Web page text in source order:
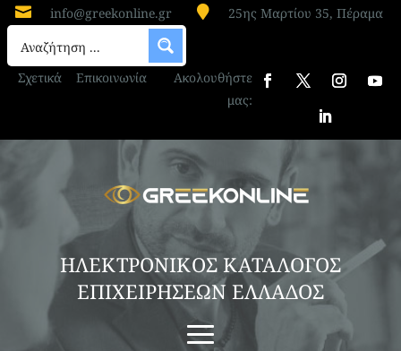
 info@greekonline.gr  25ης Μαρτίου 35, Πέραμα
Σχετικά Επικοινωνία
Ακολουθήστε
μας:
ΗΛΕΚΤΡΟΝΙΚΟΣ ΚΑΤΑΛΟΓΟΣ
ΕΠΙΧΕΙΡΗΣΕΩΝ ΕΛΛΑΔΟΣ
ΑΝΤΙΠΡΟΣΩΠΟΣ ΣΥΜΠΛΗΡΩΜΑΤΩΝ
ΔΙΑΤΡΟΦΗΣ ΘΕΣΣΑΛΟΝΙΚΗ BIOMEDICON AE
Η εταιρεία BIOMEDICON AE, με έδρα τη
Θεσσαλονίκη, είναι αντιπρόσωπος
συμπληρωμάτων διατροφής και βιταμινών,
προσφέροντας εξειδικευμένα προϊόντα υψηλής
ποιότητας. Ειδικεύεται σε συμπληρώματα
διατροφής πλούσια σε βιταμίνες, ένζυμα,
πρεβιοτικά, προβιοτικά, καθώς και...